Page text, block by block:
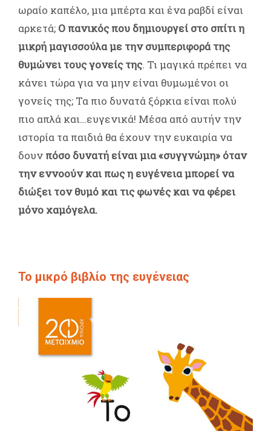
ωραίο καπέλο, μια μπέρτα και ένα ραβδί είναι
αρκετά; Ο πανικός που δημιουργεί στο σπίτι η
μικρή μαγισσούλα με την συμπεριφορά της
θυμώνει τους γονείς της. Τι μαγικά πρέπει να
κάνει τώρα για να μην είναι θυμωμένοι οι
γονείς της; Τα πιο δυνατά ξόρκια είναι πολύ
πιο απλά και…ευγενικά! Μέσα από αυτήν την
ιστορία τα παιδιά θα έχουν την ευκαιρία να
δουν πόσο δυνατή είναι μια «συγγνώμη» όταν
την εννοούν και πως η ευγένεια μπορεί να
διώξει τον θυμό και τις φωνές και να φέρει
μόνο χαμόγελα.
Το μικρό βιβλίο της ευγένειας